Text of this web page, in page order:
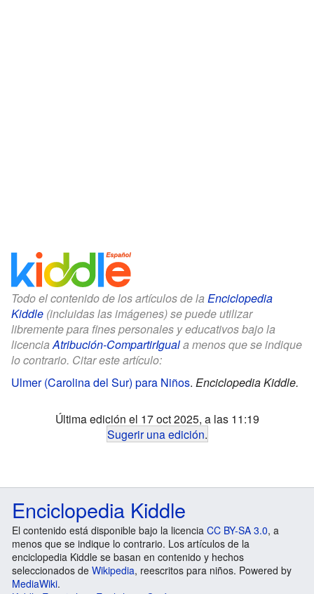
Todo el contenido de los artículos de la Enciclopedia
Kiddle (incluidas las imágenes) se puede utilizar
libremente para fines personales y educativos bajo la
licenciaAtribución-CompartirIguala menos que se indique
lo contrario. Citar este artículo:
Ulmer (Carolina del Sur) para Niños. Enciclopedia Kiddle.
Última edición el 17 oct 2025, a las 11:19
Sugerir una edición.
Enciclopedia Kiddle
El contenido está disponible bajo la licencia CC BY-SA 3.0, a
menos que se indique lo contrario. Los artículos de la
enciclopedia Kiddle se basan en contenido y hechos
seleccionados de Wikipedia, reescritos para niños. Powered by
MediaWiki.